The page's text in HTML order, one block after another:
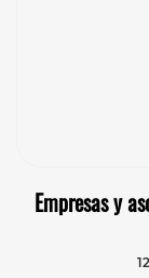
Empresas y